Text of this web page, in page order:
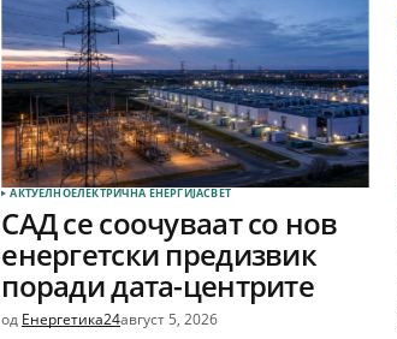
АКТУЕЛНОЕЛЕКТРИЧНА ЕНЕРГИЈАСВЕТ
САД се соочуваат со нов
енергетски предизвик
поради дата-центрите
од Енергетика24август 5, 2026